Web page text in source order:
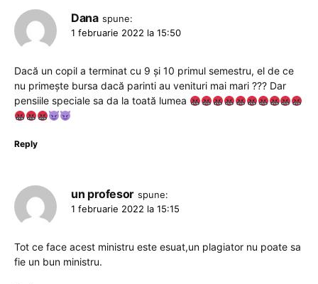
Dana spune:
1 februarie 2022 la 15:50
Dacă un copil a terminat cu 9 și 10 primul semestru, el de ce
nu primește bursa dacă parinti au venituri mai mari ??? Dar
pensiile speciale sa da la toată lumea
Reply
un profesor spune:
1 februarie 2022 la 15:15
Tot ce face acest ministru este esuat,un plagiator nu poate sa
fie un bun ministru.